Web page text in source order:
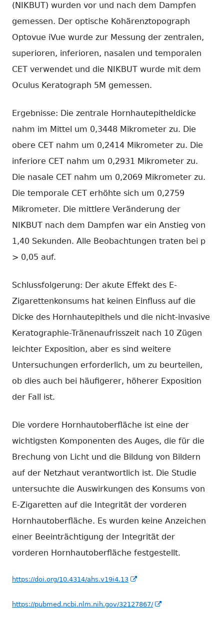
(NIKBUT) wurden vor und nach dem Dampfen
gemessen. Der optische Kohärenztopograph
Optovue iVue wurde zur Messung der zentralen,
superioren, inferioren, nasalen und temporalen
CET verwendet und die NIKBUT wurde mit dem
Oculus Keratograph 5M gemessen.
Ergebnisse: Die zentrale Hornhautepitheldicke
nahm im Mittel um 0,3448 Mikrometer zu. Die
obere CET nahm um 0,2414 Mikrometer zu. Die
inferiore CET nahm um 0,2931 Mikrometer zu.
Die nasale CET nahm um 0,2069 Mikrometer zu.
Die temporale CET erhöhte sich um 0,2759
Mikrometer. Die mittlere Veränderung der
NIKBUT nach dem Dampfen war ein Anstieg von
1,40 Sekunden. Alle Beobachtungen traten bei p
> 0,05 auf.
Schlussfolgerung: Der akute Effekt des E-
Zigarettenkonsums hat keinen Einfluss auf die
Dicke des Hornhautepithels und die nicht-invasive
Keratographie-Tränenaufrisszeit nach 10 Zügen
leichter Exposition, aber es sind weitere
Untersuchungen erforderlich, um zu beurteilen,
ob dies auch bei häufigerer, höherer Exposition
der Fall ist.
Die vordere Hornhautoberfläche ist eine der
wichtigsten Komponenten des Auges, die für die
Brechung von Licht und die Bildung von Bildern
auf der Netzhaut verantwortlich ist. Die Studie
untersuchte die Auswirkungen des Konsums von
E-Zigaretten auf die Integrität der vorderen
Hornhautoberfläche. Es wurden keine Anzeichen
einer Beeinträchtigung der Integrität der
vorderen Hornhautoberfläche festgestellt.
https://doi.org/10.4314/ahs.v19i4.13
Fenster
https://pubmed.ncbi.nlm.nih.gov/32127867/